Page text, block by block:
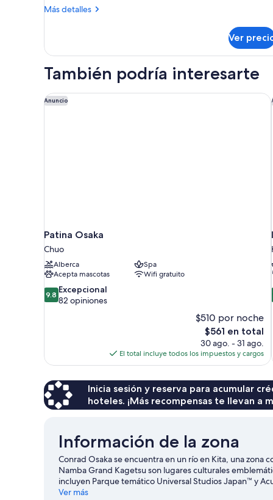
esquina
Más detalles
Más
junior,
esquina
Ver
También podría interesarte
Anuncio
Patina Osaka
Chuo
Alberca
Spa
Acepta mascotas
Wifi gratuito
9.8
de
9.8 Excepcional
82 opiniones
$510 por noche
El
precio
actual
es
$561
$561 en total
30 ago. - 31 ago.
El total incluye todos los impuestos y cargos
Patina Osaka
Inicia sesión y reserva para acumular
hoteles. ¡Más recompensas te llevan a
Información de la zona
Conrad Osaka se encuentra en un río en Kita, una zona
Namba Grand Kagetsu son lugares culturales
incluyen Parque temático Universal Studios Japan™ y
Kyocera Dome de Osaka, y haz algo de tiempo para
Ver más